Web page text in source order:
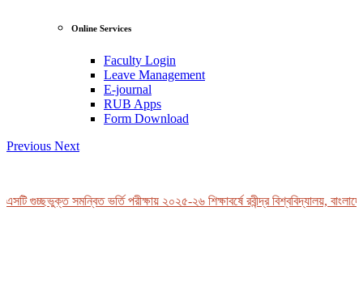
Online Services
Faculty Login
Leave Management
E-journal
RUB Apps
Form Download
Previous Next
গুচ্ছভুক্ত সমন্বিত ভর্তি পরীক্ষায় ২০২৫-২৬ শিক্ষাবর্ষে রবীন্দ্র বিশ্ববিদ্যালয়,